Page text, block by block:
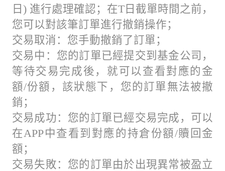
日) 進行處理確認；在T日截單時間之前，
您可以對該筆訂單進行撤銷操作；
交易取消：您手動撤銷了訂單；
交易中：您的訂單已經提交到基金公司，
等待交易完成後，就可以查看對應的金
額/份額，該狀態下，您的訂單無法被撤
銷；
交易成功：您的訂單已經交易完成，可以
在APP中查看到對應的持倉份額/贖回金
額；
交易失敗：您的訂單由於出現異常被盈立